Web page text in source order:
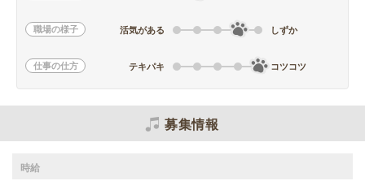
職場の様子 活気がある しずか
仕事の仕方 テキパキ コツコツ
募集情報
時給